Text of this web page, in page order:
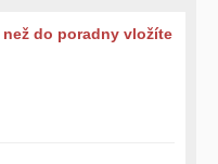
do poradny vložíte